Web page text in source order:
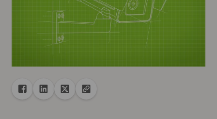
Partager
Partager dans Facebook
Partager dans Linkedin
Partager dans X
Copier url dans le presse-papiers